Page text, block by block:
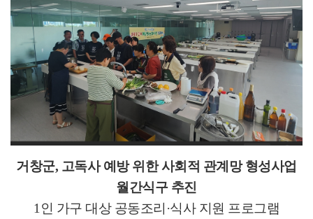
거창군, 고독사 예방 위한 사회적 관계망 형성사업
월간식구 추진
1인 가구 대상 공동조리 ·식사 지원 프로그램